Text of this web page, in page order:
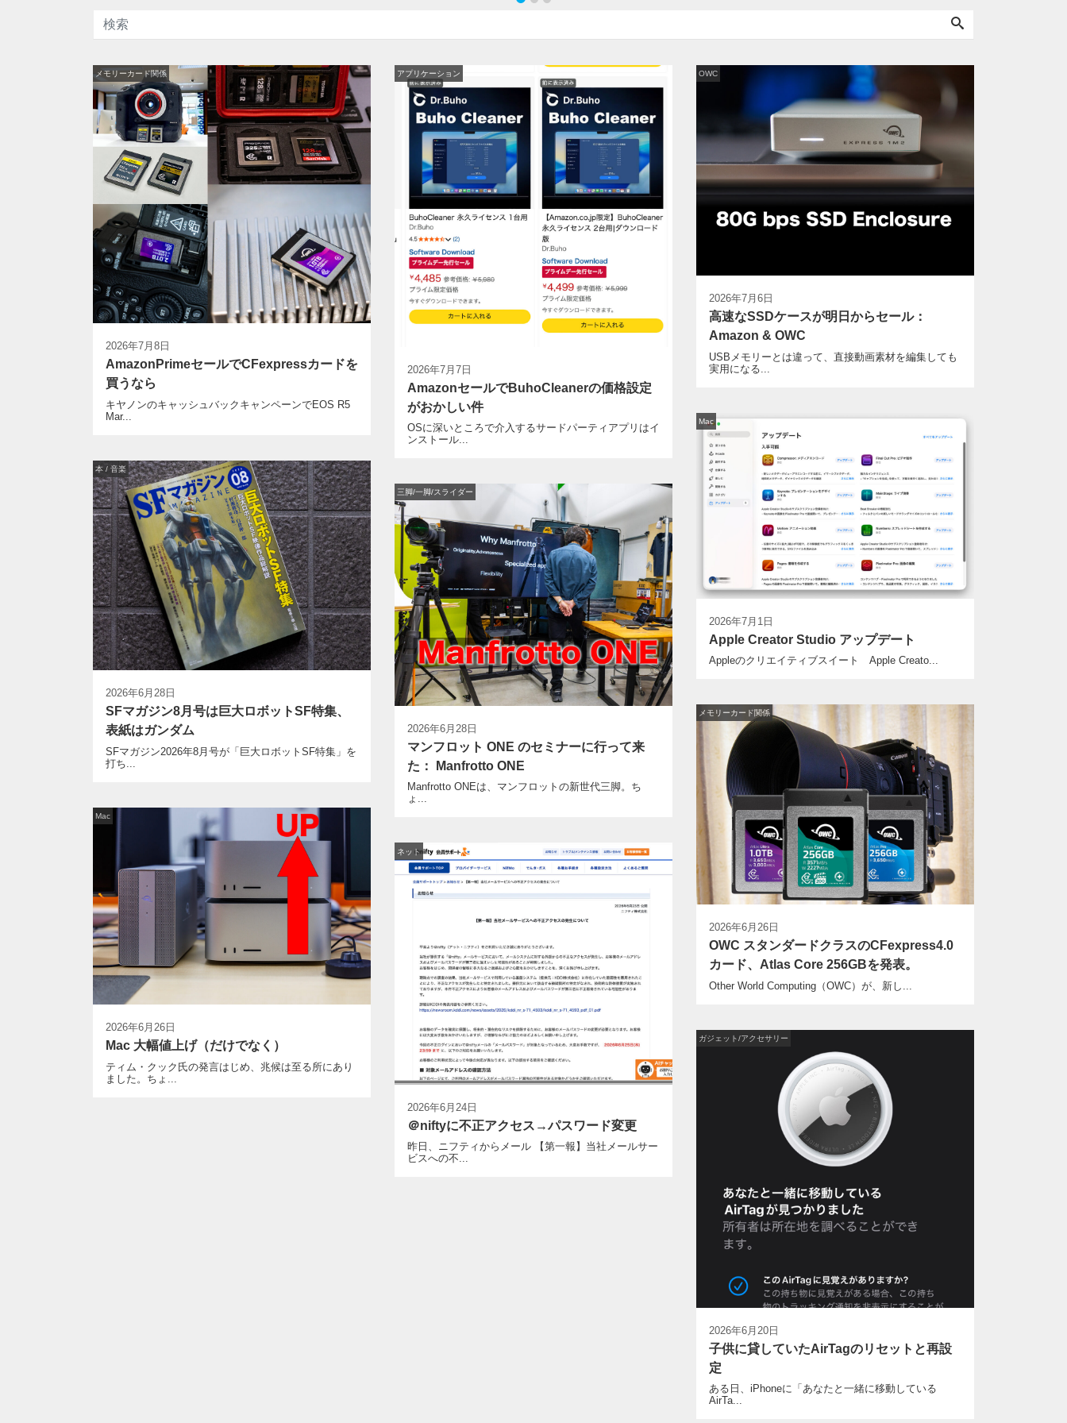
2026年7月8日
メモリーカード関係
AmazonPrimeセールでCFexpressカードを
買うなら
キヤノンのキャッシュバックキャンペーンでEOS R5
Mar...
2026年7月7日
アプリケーション
AmazonセールでBuhoCleanerの価格設定
がおかしい件
OSに深いところで介入するサードパーティアプリはイ
ンストール...
2026年7月6日
OWC
高速なSSDケースが明日からセール：
Amazon & OWC
USBメモリーとは違って、直接動画素材を編集しても
実用になる...
2026年7月1日
Mac
Apple Creator Studio アップデート
Appleのクリエイティブスイート Apple Creato...
2026年6月28日
本 / 音楽
SFマガジン8月号は巨大ロボットSF特集、
表紙はガンダム
SFマガジン2026年8月号が「巨大ロボットSF特集」を
打ち...
2026年6月28日
三脚/一脚/スライダー
マンフロット ONE のセミナーに行って来
た： Manfrotto ONE
Manfrotto ONEは、マンフロットの新世代三脚。ち
ょ...
2026年6月26日
メモリーカード関係
OWC スタンダードクラスのCFexpress4.0
カード、Atlas Core 256GBを発表。
Other World Computing（OWC）が、新し...
2026年6月26日
Mac
Mac 大幅値上げ（だけでなく）
ティム・クック氏の発言はじめ、兆候は至る所にあり
ました。ちょ...
2026年6月24日
ネット
＠niftyに不正アクセス→パスワード変更
昨日、ニフティからメール 【第一報】当社メールサー
ビスへの不...
2026年6月20日
ガジェット/アクセサリー
子供に貸していたAirTagのリセットと再設
定
ある日、iPhoneに「あなたと一緒に移動している
AirTa...